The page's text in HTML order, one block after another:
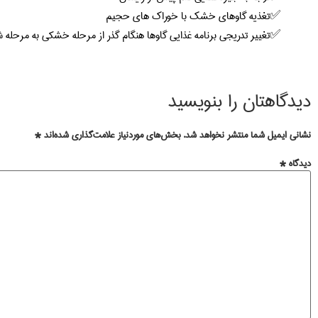
تغذیه گاوهای خشک با خوراک های حجیم
تغییر تدریجی برنامه غذایی گاوها هنگام گذر از مرحله خشکی به
دیدگاهتان را بنویسید
نشانی ایمیل شما منتشر نخواهد شد. بخش‌های موردنیاز علامت‌گذاری شده‌اند*
دیدگاه*